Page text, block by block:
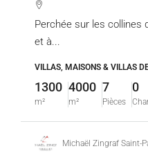
Perchée sur les collines
et à...
VILLAS, MAISONS & VILLAS
1300
m²
4000
m²
7
Pièces
0
Michaël Zingraf Saint-